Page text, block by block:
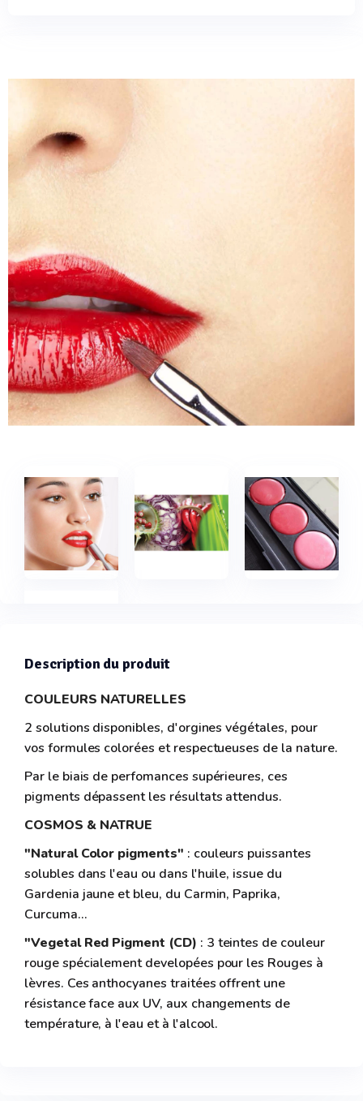
Description du produit
COULEURS NATURELLES
2 solutions disponibles, d'orgines végétales, pour
vos formules colorées et respectueuses de la nature.
Par le biais de perfomances supérieures, ces
pigments dépassent les résultats attendus.
COSMOS & NATRUE
"Natural Color pigments" : couleurs puissantes
solubles dans l'eau ou dans l'huile, issue du
Gardenia jaune et bleu, du Carmin, Paprika,
Curcuma...
"Vegetal Red Pigment (CD) : 3 teintes de couleur
rouge spécialement developées pour les Rouges à
lèvres. Ces anthocyanes traitées offrent une
résistance face aux UV, aux changements de
température, à l'eau et à l'alcool.